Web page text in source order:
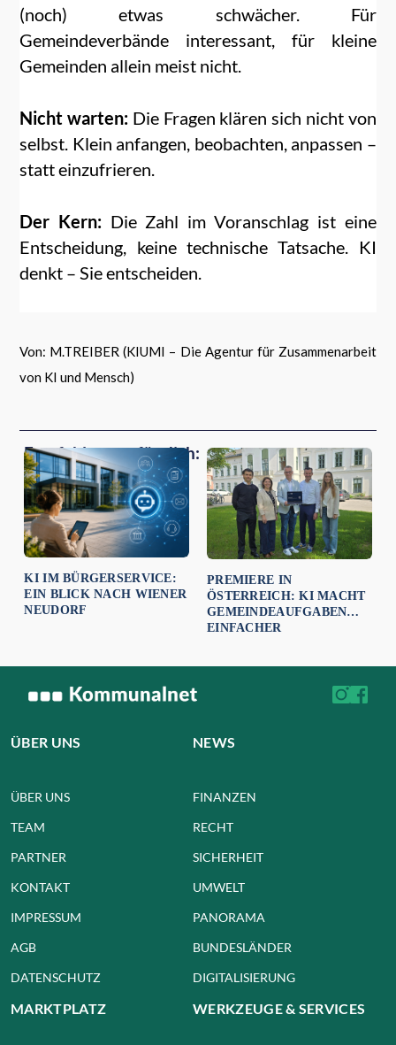
(noch) etwas schwächer. Für
Gemeindeverbände interessant, für kleine
Gemeinden allein meist nicht.
Nicht warten: Die Fragen klären sich nicht von
selbst. Klein anfangen, beobachten, anpassen –
statt einzufrieren.
Der Kern: Die Zahl im Voranschlag ist eine
Entscheidung, keine technische Tatsache. KI
denkt – Sie entscheiden.
Von: M.TREIBER (KIUMI – Die Agentur für Zusammenarbeit
von KI und Mensch)
Empfehlungen für dich:
KI IM BÜRGERSERVICE:
EIN BLICK NACH WIENER
NEUDORF
PREMIERE IN
ÖSTERREICH: KI MACHT
GEMEINDEAUFGABEN
EINFACHER
ÜBER UNS
ÜBER UNS
TEAM
PARTNER
KONTAKT
IMPRESSUM
AGB
DATENSCHUTZ
NEWS
FINANZEN
RECHT
SICHERHEIT
UMWELT
PANORAMA
BUNDESLÄNDER
DIGITALISIERUNG
MARKTPLATZ WERKZEUGE & SERVICES